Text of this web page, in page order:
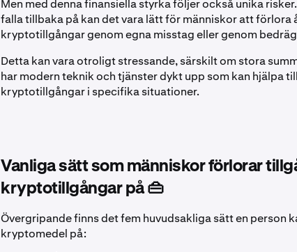
Men med denna finansiella styrka följer också unika
falla tillbaka på kan det vara lätt för människor att förlora
kryptotillgångar genom egna misstag eller genom
Detta kan vara otroligt stressande, särskilt om stora
har modern teknik och tjänster dykt upp som kan hjälpa
kryptotillgångar i specifika situationer.
Vanliga sätt som människor förlorar
kryptotillgångar på 👜
Övergripande finns det fem huvudsakliga sätt en person
kryptomedel på: